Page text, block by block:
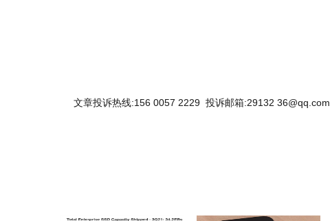
文章投诉热线:156 0057 2229 投诉邮箱:29132 36@qq.com